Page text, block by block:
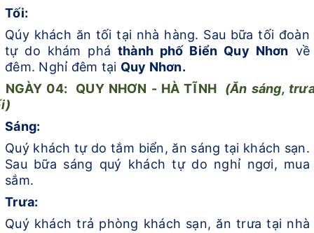
Tối:
Qúy khách ăn tối tại nhà hàng. Sau bữa tối đoàn
tự do khám phá thành phố Biển Quy Nhơn về
đêm. Nghỉ đêm tại Quy Nhơn.
NGÀY 04: QUY NHƠN - HÀ TĨNH (Ăn sáng, t
Sáng:
Quý khách tự do tắm biển, ăn sáng tại khách sạn.
Sau bữa sáng quý khách tự do nghỉ ngơi, mua
sắm.
Trưa:
Quý khách trả phòng khách sạn, ăn trưa tại nhà